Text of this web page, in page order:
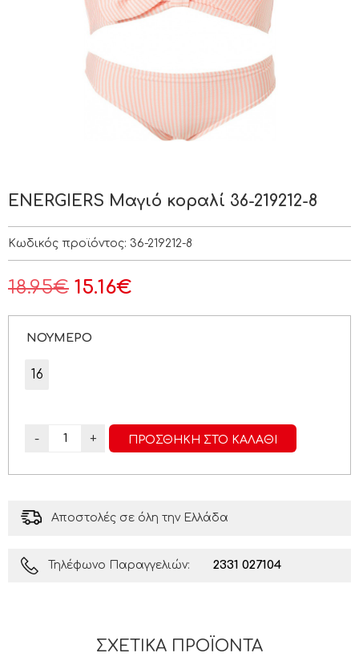
ENERGIERS Μαγιό κοραλί 36-219212-8
Κωδικός προϊόντος: 36-219212-8
18.95€ 15.16€
ΝΟΥΜΕΡΟ
16
- + ΠΡΟΣΘΉΚΗ ΣΤΟ ΚΑΛΆΘΙ
Αποστολές σε όλη την Ελλάδα
Τηλέφωνο Παραγγελιών: 2331 027104
ΣΧΕΤΙΚΆ ΠΡΟΪΌΝΤΑ